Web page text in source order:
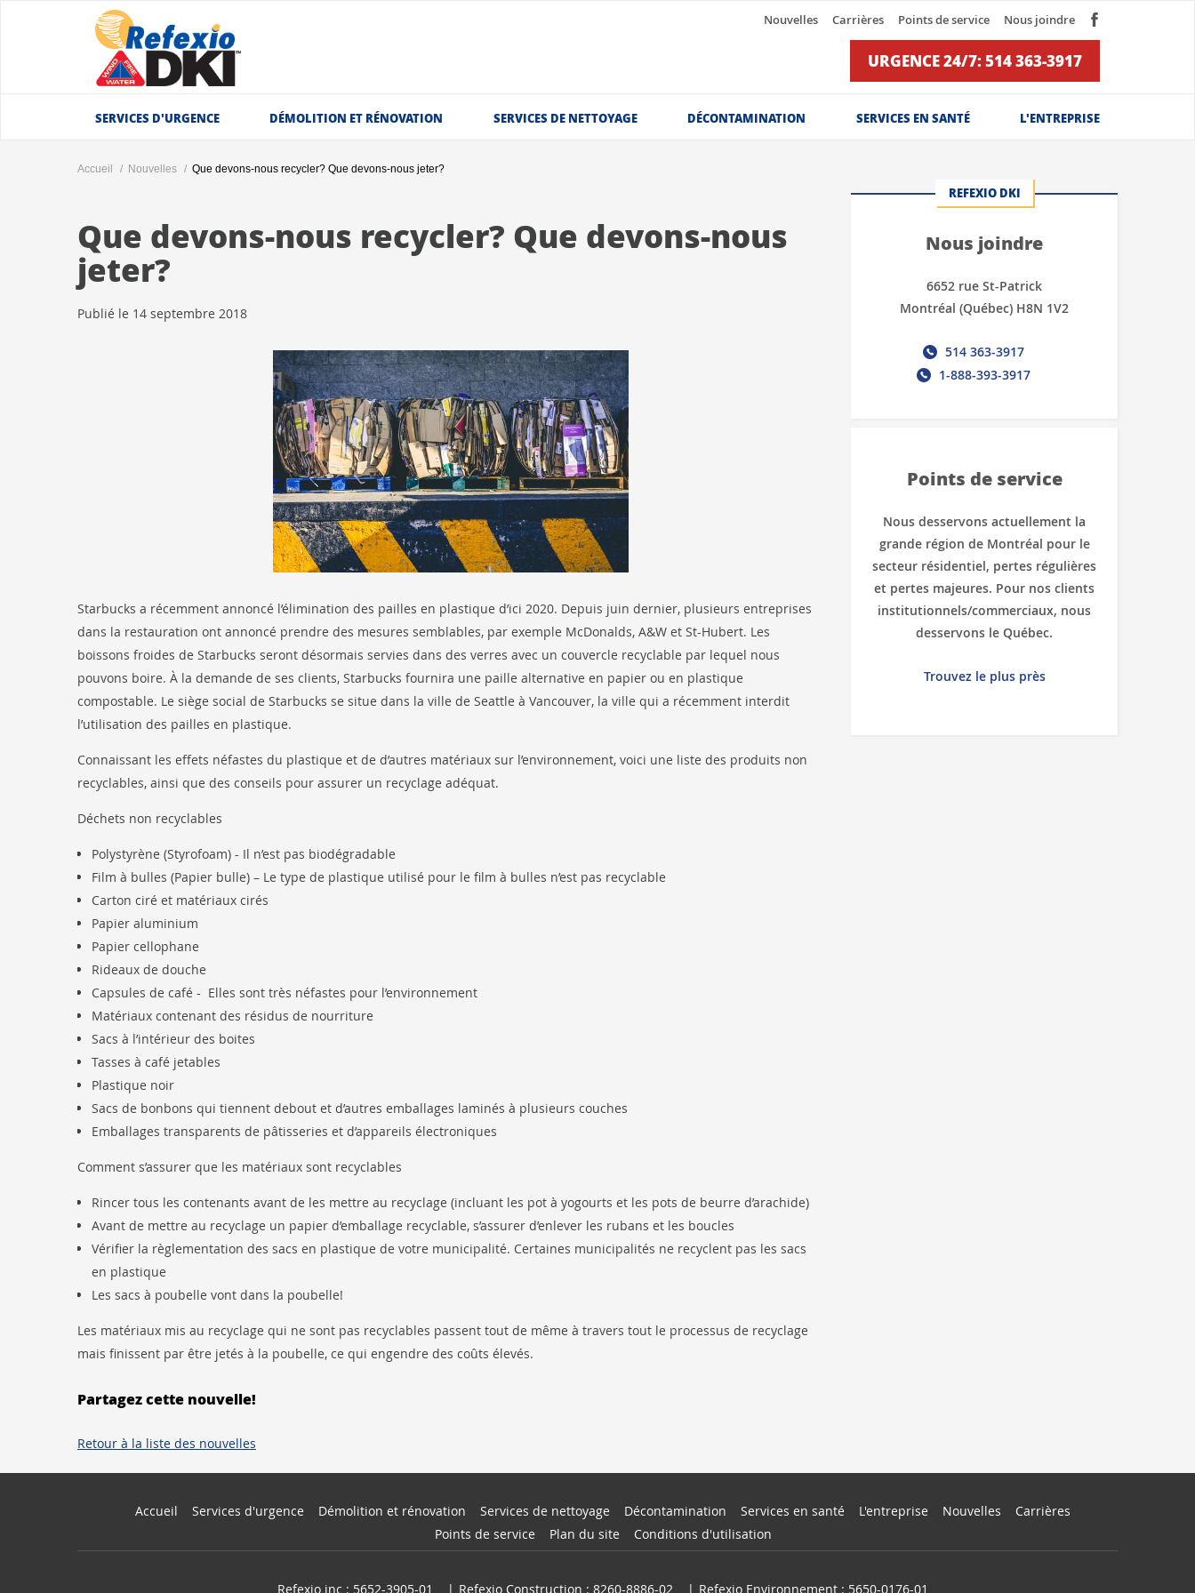
Nouvelles Carrières Points de service Nous joindre
URGENCE 24/7: 514 363-3917
SERVICES D'URGENCE DÉMOLITION ET RÉNOVATION SERVICES DE NETTOYAGE DÉCONTAMINATION SERVICES EN SANTÉ L'ENTREPRISE
Que devons-nous recycler? Que devons-nous
jeter?
Publié le 14 septembre 2018
Starbucks a récemment annoncé l’élimination des pailles en plastique d’ici 2020. Depuis juin dernier, plusieurs entreprises
dans la restauration ont annoncé prendre des mesures semblables, par exemple McDonalds, A&W et St-Hubert. Les
boissons froides de Starbucks seront désormais servies dans des verres avec un couvercle recyclable par lequel nous
pouvons boire. À la demande de ses clients, Starbucks fournira une paille alternative en papier ou en plastique
compostable. Le siège social de Starbucks se situe dans la ville de Seattle à Vancouver, la ville qui a récemment interdit
l’utilisation des pailles en plastique.
Connaissant les effets néfastes du plastique et de d’autres matériaux sur l’environnement, voici une liste des produits non
recyclables, ainsi que des conseils pour assurer un recyclage adéquat.
Déchets non recyclables
Polystyrène (Styrofoam) - Il n’est pas biodégradable
Film à bulles (Papier bulle) – Le type de plastique utilisé pour le film à bulles n’est pas recyclable
Carton ciré et matériaux cirés
Papier aluminium
Papier cellophane
Rideaux de douche
Capsules de café - Elles sont très néfastes pour l’environnement
Matériaux contenant des résidus de nourriture
Sacs à l’intérieur des boites
Tasses à café jetables
Plastique noir
Sacs de bonbons qui tiennent debout et d’autres emballages laminés à plusieurs couches
Emballages transparents de pâtisseries et d’appareils électroniques
Comment s’assurer que les matériaux sont recyclables
Rincer tous les contenants avant de les mettre au recyclage (incluant les pot à yogourts et les pots de beurre d’arachide)
Avant de mettre au recyclage un papier d’emballage recyclable, s’assurer d’enlever les rubans et les boucles
Vérifier la règlementation des sacs en plastique de votre municipalité. Certaines municipalités ne recyclent pas les sacs
en plastique
Les sacs à poubelle vont dans la poubelle!
Les matériaux mis au recyclage qui ne sont pas recyclables passent tout de même à travers tout le processus de recyclage
mais finissent par être jetés à la poubelle, ce qui engendre des coûts élevés.
Partagez cette nouvelle!
Retour à la liste des nouvelles
Accueil Nouvelles Que devons-nous recycler? Que devons-nous jeter?
Nous joindre
6652 rue St-Patrick
Montréal (Québec) H8N 1V2
514 363-3917
1-888-393-3917
REFEXIO DKI
Points de service
Nous desservons actuellement la
grande région de Montréal pour le
secteur résidentiel, pertes régulières
et pertes majeures. Pour nos clients
institutionnels/commerciaux, nous
desservons le Québec.
Trouvez le plus près
Accueil Services d'urgence Démolition et rénovation Services de nettoyage Décontamination Services en santé L'entreprise Nouvelles
Carrières
Points de service
Plan du site Conditions d'utilisation
Refexio inc : 5652-3905-01 Refexio Construction : 8260-8886-02 Refexio Environnement : 5650-0176-01